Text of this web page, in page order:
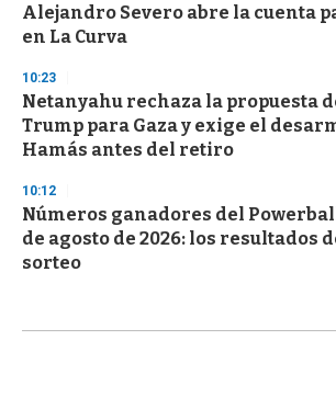
Alejandro Severo abre la cuenta
en La Curva
10:23
Netanyahu rechaza la propuesta
Trump para Gaza y exige el
Hamás antes del retiro
10:12
Números ganadores del
de agosto de 2026: los resultados
sorteo